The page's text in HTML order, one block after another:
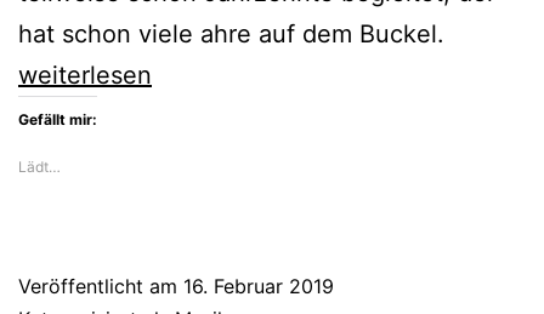
hat schon viele ahre auf dem Buckel.
Die
Berlinale
feiert
Hosen
weiterlesen
Gefällt mir:
Lädt…
Veröffentlicht am 16. Februar 2019